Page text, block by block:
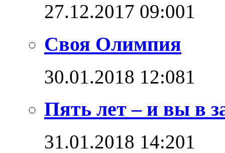
27.12.2017 09:001
Своя Олимпия
30.01.2018 12:081
Пять лет – и вы в
31.01.2018 14:201